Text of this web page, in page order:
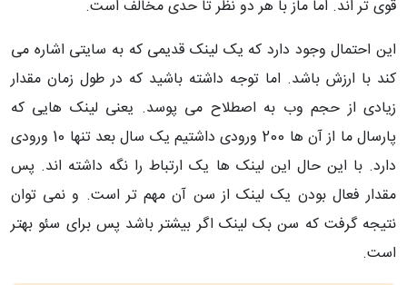
قوی تر اند. اما ماز با هر دو نظر تا حدی مخالف است.
این احتمال وجود دارد که یک لینک قدیمی که به سایتی اشاره می
کند با ارزش باشد. اما توجه داشته باشید که در طول زمان مقدار
زیادی از حجم وب به اصطلاح می پوسد. یعنی لینک هایی که
پارسال ما از آن ها 200 ورودی داشتیم یک سال بعد تنها 10 ورودی
دارد. با این حال این لینک ها یک ارتباط را نگه داشته اند. پس
مقدار فعال بودن یک لینک از سن آن مهم تر است. و نمی توان
نتیجه گرفت که سن بک لینک اگر بیشتر باشد پس برای سئو بهتر
است.